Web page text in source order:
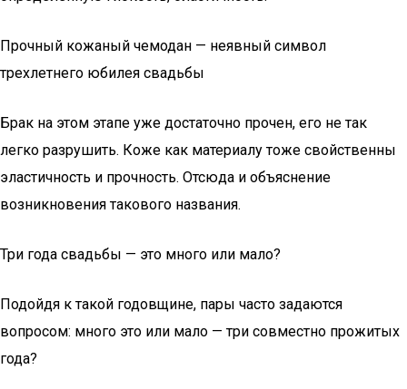
Прочный кожаный чемодан — неявный символ
трехлетнего юбилея свадьбы
Брак на этом этапе уже достаточно прочен, его не так
легко разрушить. Коже как материалу тоже свойственны
эластичность и прочность. Отсюда и объяснение
возникновения такового названия.
Три года свадьбы — это много или мало?
Подойдя к такой годовщине, пары часто задаются
вопросом: много это или мало — три совместно прожитых
года?